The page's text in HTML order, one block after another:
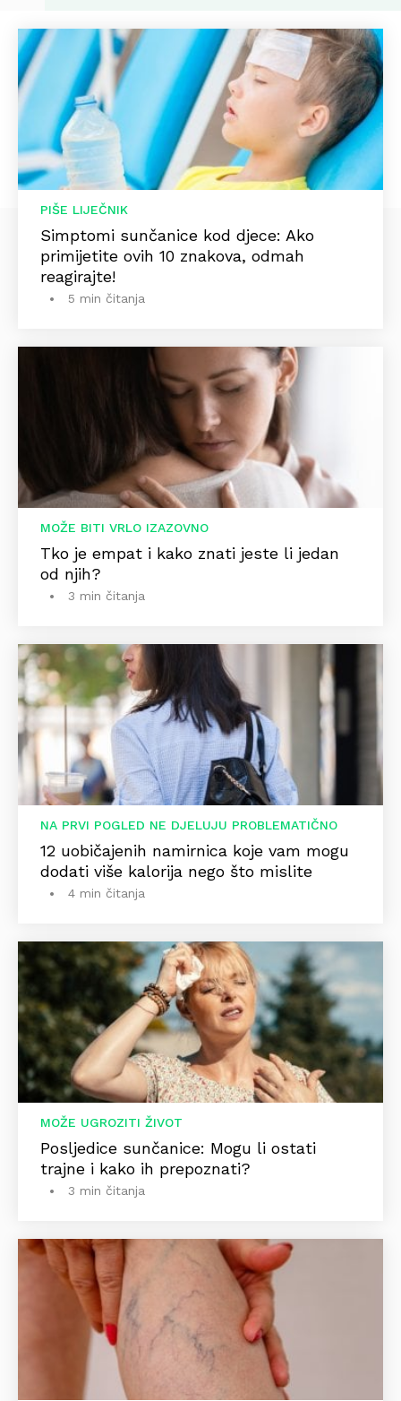
PIŠE LIJEČNIK
Simptomi sunčanice kod djece: Ako
primijetite ovih 10 znakova, odmah
reagirajte!
5 min čitanja
MOŽE BITI VRLO IZAZOVNO
Tko je empat i kako znati jeste li jedan
od njih?
3 min čitanja
NA PRVI POGLED NE DJELUJU PROBLEMATIČNO
12 uobičajenih namirnica koje vam mogu
dodati više kalorija nego što mislite
4 min čitanja
MOŽE UGROZITI ŽIVOT
Posljedice sunčanice: Mogu li ostati
trajne i kako ih prepoznati?
3 min čitanja